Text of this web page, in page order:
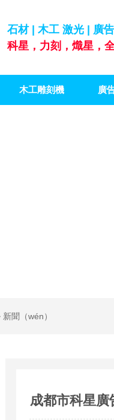
石材 | 木工 激光 | 廣
科星，力刻，熾星，
木工雕刻機 廣
新聞（wén）
成都市科星